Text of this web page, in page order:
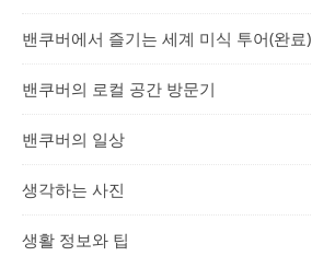
밴쿠버에서 즐기는 세계 미식 투어(완료)
밴쿠버의 로컬 공간 방문기
밴쿠버의 일상
생각하는 사진
생활 정보와 팁